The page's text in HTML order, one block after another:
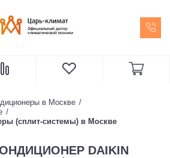
в Москве
(сплит-системы) в Москве
DAIKIN